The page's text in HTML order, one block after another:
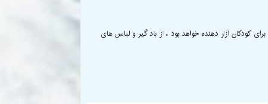
کودکان آزار دهنده خواهد بود ، از باد گیر و لباس های